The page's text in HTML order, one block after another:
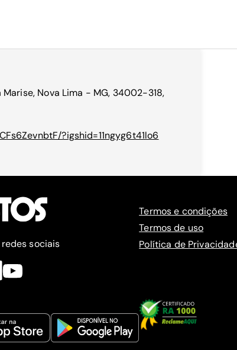
Nova Lima - MG, 34002-318,
?igshid=11ngyg6t41lo6
sociais
Termos e condições
Termos de uso
Política de